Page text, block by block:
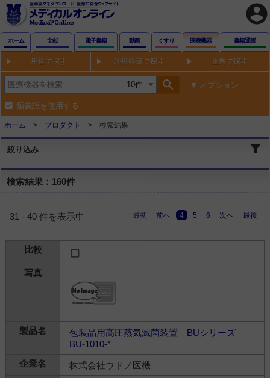
account_circle
ホーム 文献 電子書籍 動画 くすり 医療機器 書籍通販
用途で探す 診療科目で探す 企業で探す
search オプション
類義語を使用する
ホーム プロダクト 検索結果
絞り込み
検索結果：160件
31 - 40 件を表示中 最初 前へ 4 5 6 次へ 最後
包装品用高圧蒸気滅菌装置 BUシリーズ
BU-1010-*
株式会社ウドノ医機